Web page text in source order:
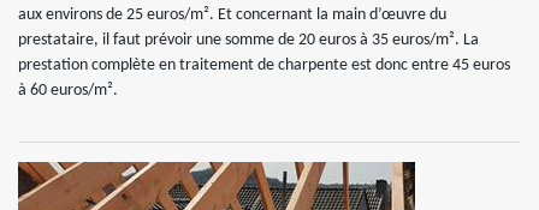
aux environs de 25 euros/m². Et concernant la main d’œuvre du
prestataire, il faut prévoir une somme de 20 euros à 35 euros/m². La
prestation complète en traitement de charpente est donc entre 45 euros
à 60 euros/m².